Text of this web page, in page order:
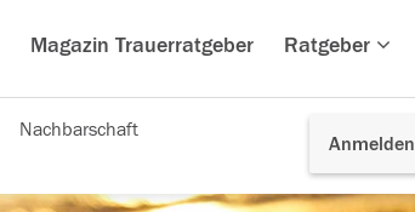
Magazin Trauerratgeber Ratgeber
Anmelden
Nachbarschaft